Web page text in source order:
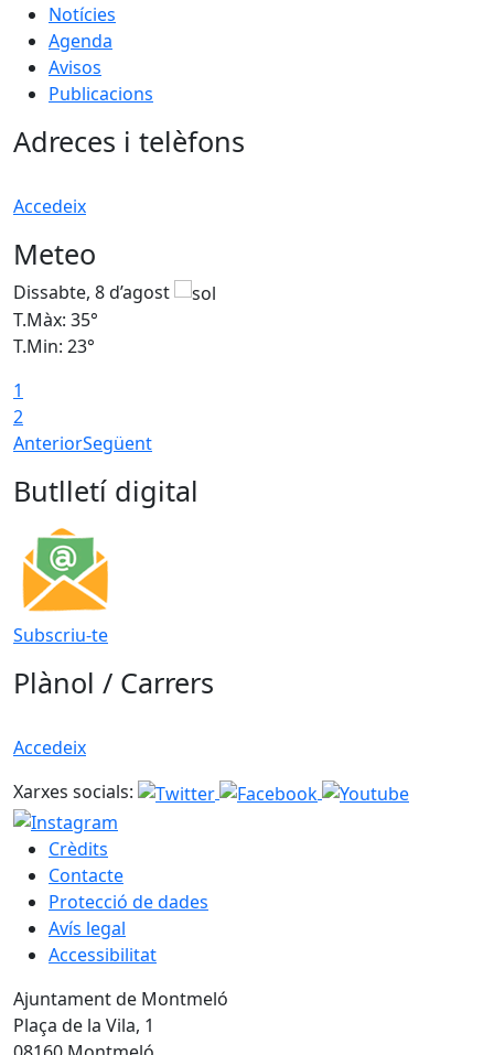
Notícies
Agenda
Avisos
Publicacions
Adreces i telèfons
Accedeix
Meteo
Dissabte, 8 d’agost
T.Màx: 35°
T.Min: 23°
1
2
AnteriorSegüent
Butlletí digital
Subscriu-te
Plànol / Carrers
Accedeix
Xarxes socials:
Crèdits
Contacte
Protecció de dades
Avís legal
Accessibilitat
Ajuntament de Montmeló
Plaça de la Vila, 1